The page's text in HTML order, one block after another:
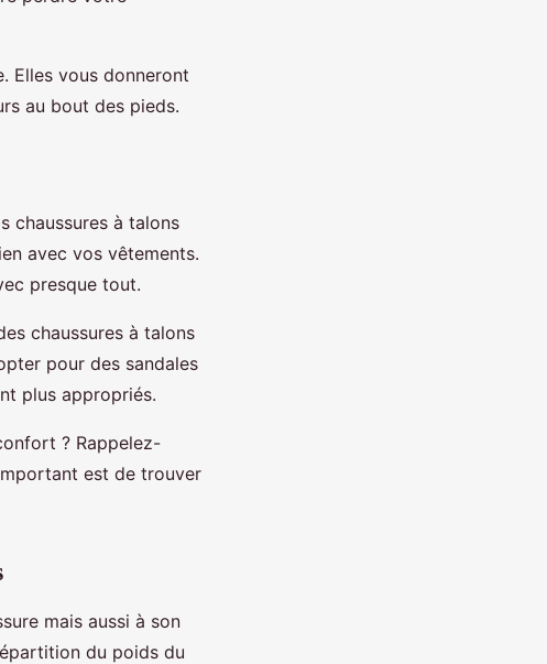
Elles vous donneront
au bout des pieds.
chaussures à talons
avec vos vêtements.
presque tout.
chaussures à talons
pour des sandales
plus appropriés.
? Rappelez-
est de trouver
mais aussi à son
du poids du